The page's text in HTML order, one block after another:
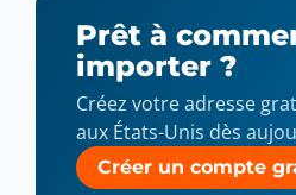
Prêt à
importer ?
Créez votre adresse
aux États-Unis dès
Créer un compte